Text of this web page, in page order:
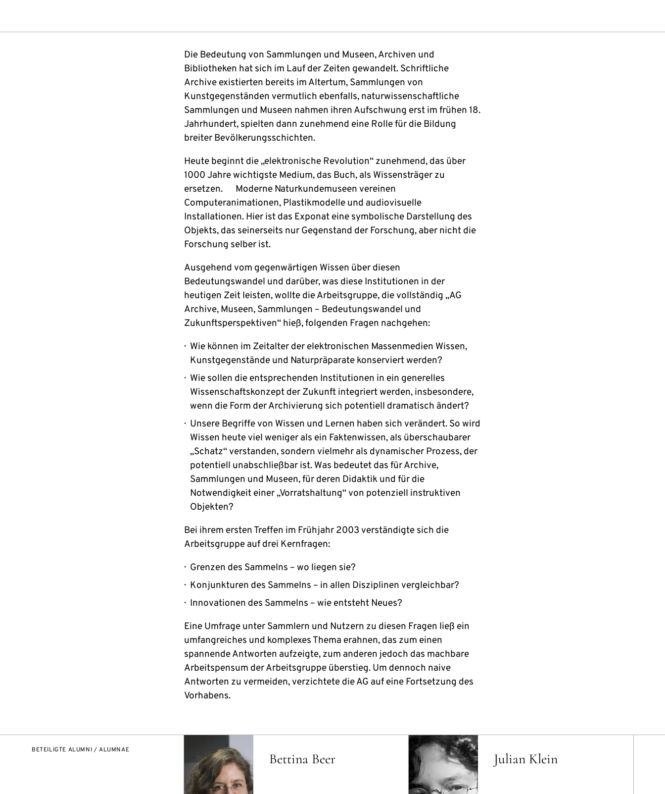
Die Bedeutung von Sammlungen und Museen, Archiven und
Bibliotheken hat sich im Lauf der Zeiten gewandelt. Schriftliche
Archive existierten bereits im Altertum, Sammlungen von
Kunstgegenständen vermutlich ebenfalls, naturwissenschaftliche
Sammlungen und Museen nahmen ihren Aufschwung erst im frühen 18.
Jahrhundert, spielten dann zunehmend eine Rolle für die Bildung
breiter Bevölkerungsschichten.
Heute beginnt die „elektronische Revolution“ zunehmend, das über
1000 Jahre wichtigste Medium, das Buch, als Wissensträger zu
ersetzen. Moderne Naturkundemuseen vereinen
Computeranimationen, Plastikmodelle und audiovisuelle
Installationen. Hier ist das Exponat eine symbolische Darstellung des
Objekts, das seinerseits nur Gegenstand der Forschung, aber nicht die
Forschung selber ist.
Ausgehend vom gegenwärtigen Wissen über diesen
Bedeutungswandel und darüber, was diese Institutionen in der
heutigen Zeit leisten, wollte die Arbeitsgruppe, die vollständig „AG
Archive, Museen, Sammlungen – Bedeutungswandel und
Zukunftsperspektiven“ hieß, folgenden Fragen nachgehen:
Wie können im Zeitalter der elektronischen Massenmedien Wissen,
Kunstgegenstände und Naturpräparate konserviert werden?
Wie sollen die entsprechenden Institutionen in ein generelles
Wissenschaftskonzept der Zukunft integriert werden, insbesondere,
wenn die Form der Archivierung sich potentiell dramatisch ändert?
Unsere Begriffe von Wissen und Lernen haben sich verändert. So wird
Wissen heute viel weniger als ein Faktenwissen, als überschaubarer
„Schatz“ verstanden, sondern vielmehr als dynamischer Prozess, der
potentiell unabschließbar ist. Was bedeutet das für Archive,
Sammlungen und Museen, für deren Didaktik und für die
Notwendigkeit einer „Vorratshaltung“ von potenziell instruktiven
Objekten?
Bei ihrem ersten Treffen im Frühjahr 2003 verständigte sich die
Arbeitsgruppe auf drei Kernfragen:
Grenzen des Sammelns – wo liegen sie?
Konjunkturen des Sammelns – in allen Disziplinen vergleichbar?
Innovationen des Sammelns – wie entsteht Neues?
Eine Umfrage unter Sammlern und Nutzern zu diesen Fragen ließ ein
umfangreiches und komplexes Thema erahnen, das zum einen
spannende Antworten aufzeigte, zum anderen jedoch das machbare
Arbeitspensum der Arbeitsgruppe überstieg. Um dennoch naive
Antworten zu vermeiden, verzichtete die AG auf eine Fortsetzung des
Vorhabens.
BETEILIGTE ALUMNI / ALUMNAE
Bettina Beer Julian Klein